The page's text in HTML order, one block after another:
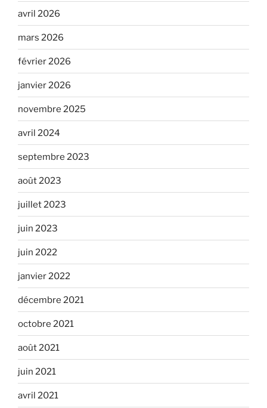
avril 2026
mars 2026
février 2026
janvier 2026
novembre 2025
avril 2024
septembre 2023
août 2023
juillet 2023
juin 2023
juin 2022
janvier 2022
décembre 2021
octobre 2021
août 2021
juin 2021
avril 2021